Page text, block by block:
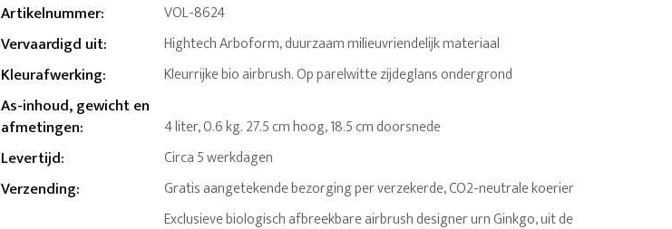
Artikelnummer: VOL-8624
Vervaardigd uit: Hightech Arboform, duurzaam milieuvriendelijk materiaal
Kleurafwerking: Kleurrijke bio airbrush. Op parelwitte zijdeglans ondergrond
As-inhoud, gewicht en
afmetingen: 4 liter, 0.6 kg. 27.5 cm hoog, 18.5 cm doorsnede
Levertijd: Circa 5 werkdagen
Verzending: Gratis aangetekende bezorging per verzekerde, CO2-neutrale koerier
Exclusieve biologisch afbreekbare airbrush designer urn Ginkgo, uit de